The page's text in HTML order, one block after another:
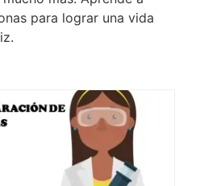
para lograr una vida